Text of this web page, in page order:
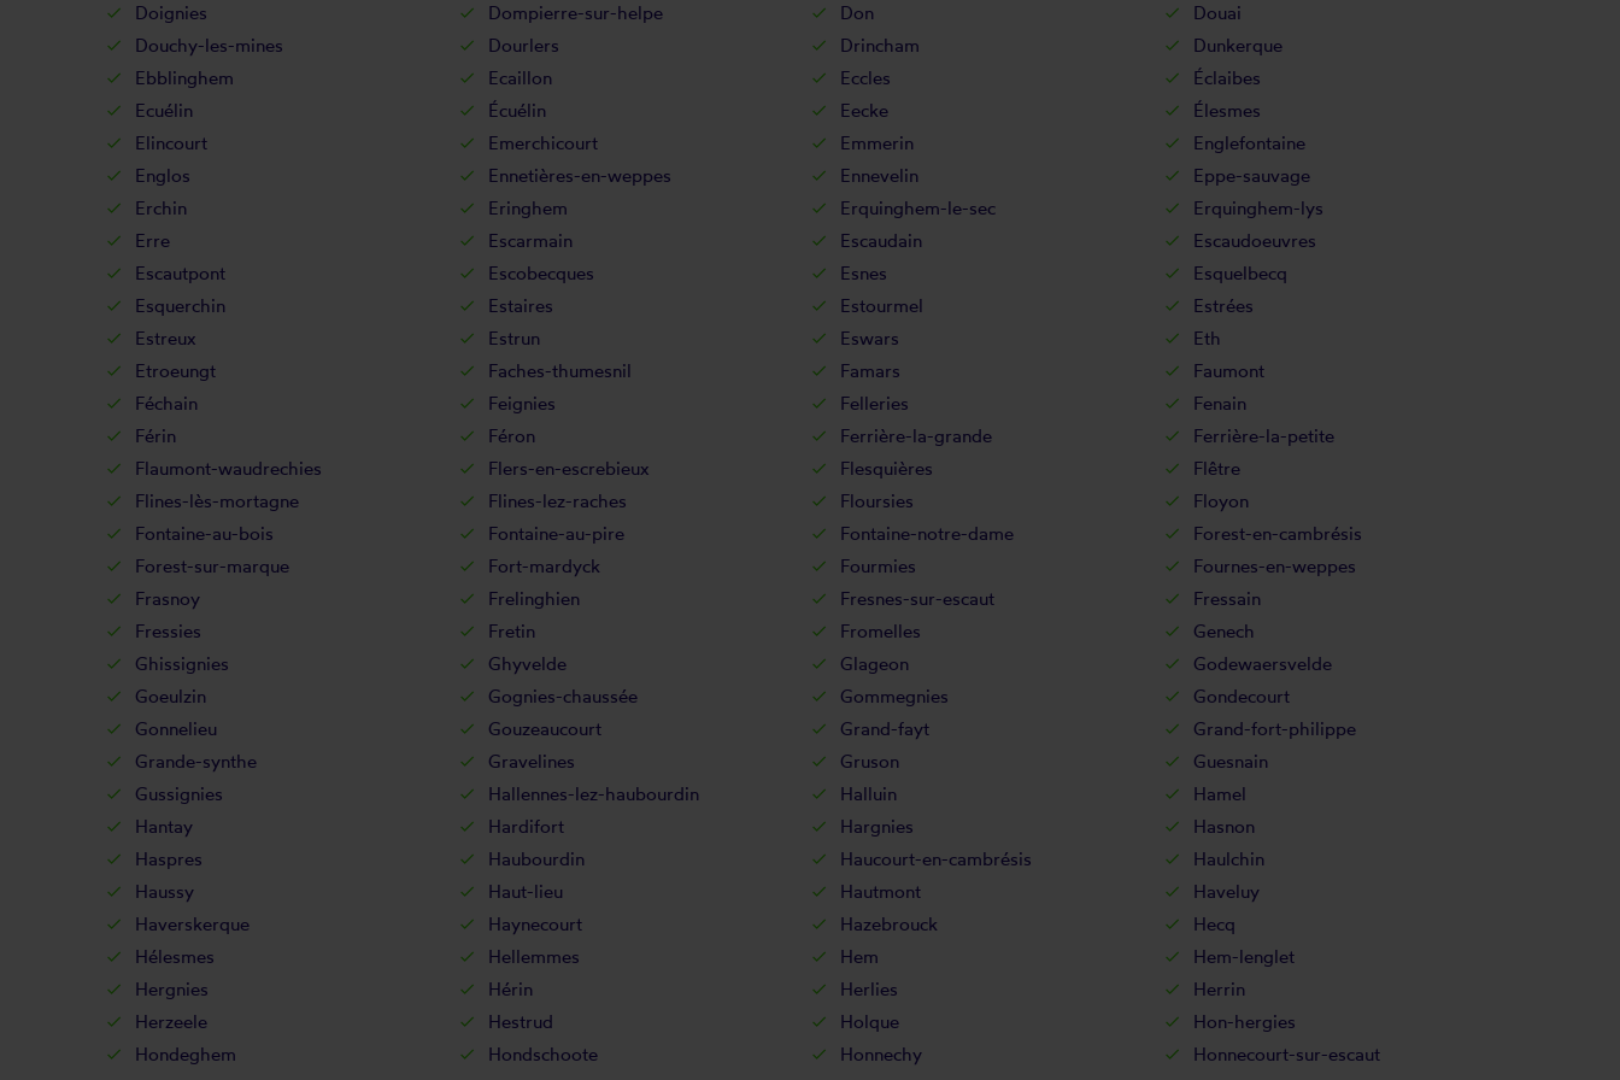
Doignies
Dompierre-sur-helpe Don
Douai
Douchy-les-mines
Dourlers Drincham
Dunkerque
Ebblinghem
Ecaillon Eccles
Éclaibes
Ecuélin
Écuélin Eecke
Élesmes
Elincourt
Emerchicourt Emmerin
Englefontaine
Englos
Ennetières-en-weppes Ennevelin
Eppe-sauvage
Erchin
Eringhem Erquinghem-le-sec
Erquinghem-lys
Erre
Escarmain Escaudain
Escaudoeuvres
Escautpont
Escobecques Esnes
Esquelbecq
Esquerchin
Estaires Estourmel
Estrées
Estreux
Estrun Eswars
Eth
Etroeungt
Faches-thumesnil Famars
Faumont
Féchain
Feignies Felleries
Fenain
Férin
Féron Ferrière-la-grande
Ferrière-la-petite
Flaumont-waudrechies
Flers-en-escrebieux Flesquières
Flêtre
Flines-lès-mortagne
Flines-lez-raches Floursies
Floyon
Fontaine-au-bois
Fontaine-au-pire Fontaine-notre-dame
Forest-en-cambrésis
Forest-sur-marque
Fort-mardyck Fourmies
Fournes-en-weppes
Frasnoy
Frelinghien Fresnes-sur-escaut
Fressain
Fressies
Fretin Fromelles
Genech
Ghissignies
Ghyvelde Glageon
Godewaersvelde
Goeulzin
Gognies-chaussée Gommegnies
Gondecourt
Gonnelieu
Gouzeaucourt Grand-fayt
Grand-fort-philippe
Grande-synthe
Gravelines Gruson
Guesnain
Gussignies
Hallennes-lez-haubourdin Halluin
Hamel
Hantay
Hardifort Hargnies
Hasnon
Haspres
Haubourdin Haucourt-en-cambrésis
Haulchin
Haussy
Haut-lieu Hautmont
Haveluy
Haverskerque
Haynecourt Hazebrouck
Hecq
Hélesmes
Hellemmes Hem
Hem-lenglet
Hergnies
Hérin Herlies
Herrin
Herzeele
Hestrud Holque
Hon-hergies
Hondeghem
Hondschoote Honnechy
Honnecourt-sur-escaut